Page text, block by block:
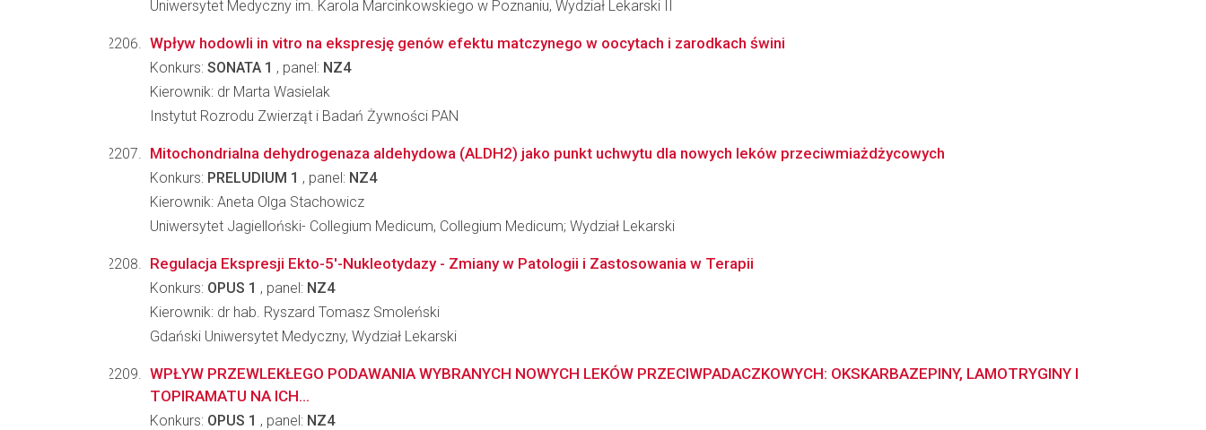
Uniwersytet Medyczny im. Karola Marcinkowskiego w Poznaniu, Wydział Lekarski II
Wpływ hodowli in vitro na ekspresję genów efektu matczynego w oocytach i zarodkach świni
Konkurs: SONATA 1 , panel: NZ4
Kierownik: dr Marta Wasielak
Instytut Rozrodu Zwierząt i Badań Żywności PAN
Mitochondrialna dehydrogenaza aldehydowa (ALDH2) jako punkt uchwytu dla nowych leków przeciwmiażdżycowych
Konkurs: PRELUDIUM 1 , panel: NZ4
Kierownik: Aneta Olga Stachowicz
Uniwersytet Jagielloński- Collegium Medicum, Collegium Medicum; Wydział Lekarski
Regulacja Ekspresji Ekto-5'-Nukleotydazy - Zmiany w Patologii i Zastosowania w Terapii
Konkurs: OPUS 1 , panel: NZ4
Kierownik: dr hab. Ryszard Tomasz Smoleński
Gdański Uniwersytet Medyczny, Wydział Lekarski
WPŁYW PRZEWLEKŁEGO PODAWANIA WYBRANYCH NOWYCH LEKÓW PRZECIWPADACZKOWYCH: OKSKARBAZEPINY, LAMOTRYGINY I
TOPIRAMATU NA ICH...
Konkurs: OPUS 1 , panel: NZ4